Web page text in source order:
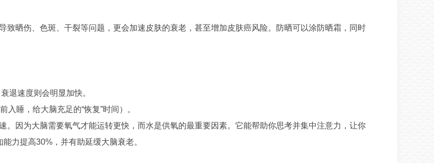
致晒伤、色斑、干裂等问题，更会加速皮肤的衰老，甚至增加皮肤癌风险。防晒可以涂防晒霜，同时
退速度则会明显加快。
睡，给大脑充足的“恢复”时间）。
。因为大脑需要氧气才能运转更快，而水是供氧的最重要因素。它能帮助你思考并集中注意力，让你
力提高30%，并有助延缓大脑衰老。